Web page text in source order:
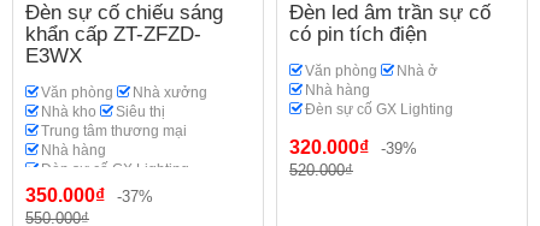
Đèn sự cố chiếu sáng
khẩn cấp ZT-ZFZD-
E3WX
Văn phòng
Nhà xưởng
Nhà kho
Siêu thị
Trung tâm thương mại
Nhà hàng
Đèn sự cố GX Lighting
350.000₫
-37%
550.000₫
Đèn led âm trần sự cố
có pin tích điện
Văn phòng
Nhà ở
Nhà hàng
Đèn sự cố GX Lighting
320.000₫
-39%
520.000₫